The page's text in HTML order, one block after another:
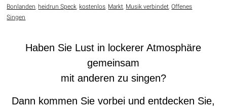
Bonlanden, heidrun Speck, kostenlos, Markt, Musik verbindet,Offenes
Singen
Haben Sie Lust in lockerer Atmosphäre
gemeinsam
mit anderen zu singen?
Dann kommen Sie vorbei und entdecken Sie,